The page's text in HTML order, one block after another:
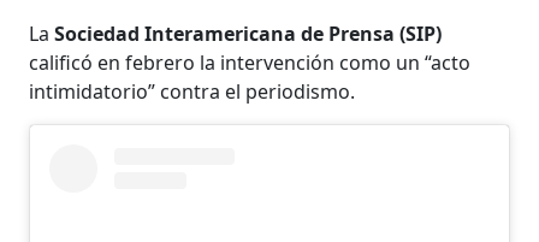
LaSociedad Interamericana de Prensa (SIP)
calificó en febrero la intervención como un “acto
intimidatorio” contra el periodismo.